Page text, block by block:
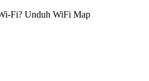
Fi? Unduh WiFi Map